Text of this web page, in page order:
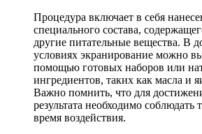
Процедура включает в себя
специального состава,
другие питательные вещества. В
условиях экранирование можно
помощью готовых наборов или
ингредиентов, таких как масла и
Важно помнить, что для
результата необходимо соблюдать
время воздействия.